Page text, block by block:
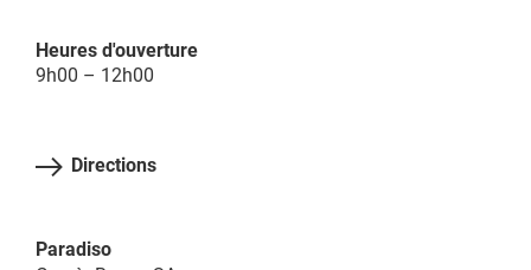
Heures d'ouverture
9h00 – 12h00
Directions
Paradiso